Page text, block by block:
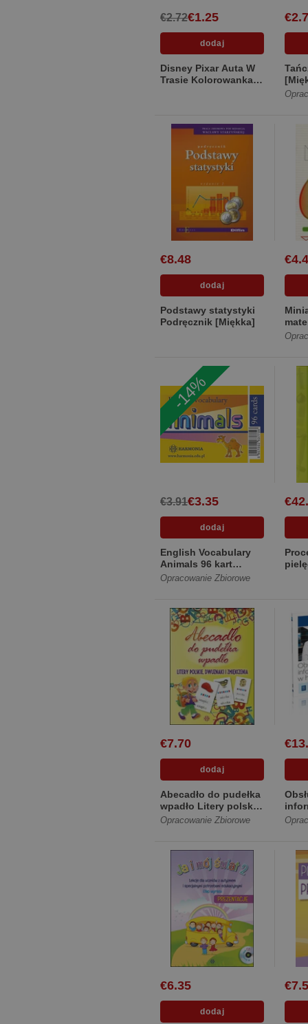
€1.25
€2.72
Disney Pixar Auta W
Trasie Kolorowanka z
€8.48
Podstawy statystyki
Podręcznik [Miękka]
-14%
€3.35
€3.91
English Vocabulary
Animals 96 kart
[Plastikowa]
Opracowanie Zbiorowe
€7.70
Abecadło do pudełka
wpadło Litery polskie
dwuznaki i zmiękcz...
Opracowanie Zbiorowe
€6.35